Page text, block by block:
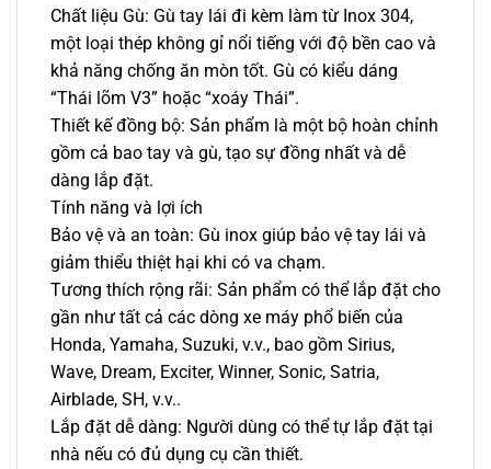
Chất liệu Gù: Gù tay lái đi kèm làm từ Inox 304,
một loại thép không gỉ nổi tiếng với độ bền cao và
khả năng chống ăn mòn tốt. Gù có kiểu dáng
“Thái lõm V3” hoặc “xoáy Thái”.
Thiết kế đồng bộ: Sản phẩm là một bộ hoàn chỉnh
gồm cả bao tay và gù, tạo sự đồng nhất và dễ
dàng lắp đặt.
Tính năng và lợi ích
Bảo vệ và an toàn: Gù inox giúp bảo vệ tay lái và
giảm thiểu thiệt hại khi có va chạm.
Tương thích rộng rãi: Sản phẩm có thể lắp đặt cho
gần như tất cả các dòng xe máy phổ biến của
Honda, Yamaha, Suzuki, v.v., bao gồm Sirius,
Wave, Dream, Exciter, Winner, Sonic, Satria,
Airblade, SH, v.v..
Lắp đặt dễ dàng: Người dùng có thể tự lắp đặt tại
nhà nếu có đủ dụng cụ cần thiết.